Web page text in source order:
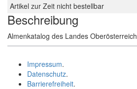
Artikel zur Zeit nicht bestellbar
Beschreibung
Almenkatalog des Landes Oberösterreich
Impressum.
Datenschutz.
Barrierefreiheit.